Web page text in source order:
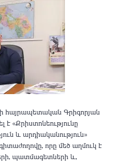
հայրապետական Գրիգորյան
է «Քրիստոնեությունը
և արդիականություն»
որը մեծ աղմուկ է
պատմագետների և,